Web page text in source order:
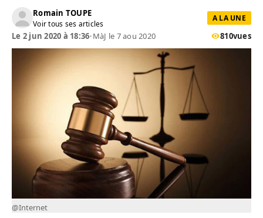
Romain TOUPE
Voir tous ses articles
A LA UNE
Le 2 jun 2020 à 18:36•MàJ le 7 aou 2020 810vues
@Internet